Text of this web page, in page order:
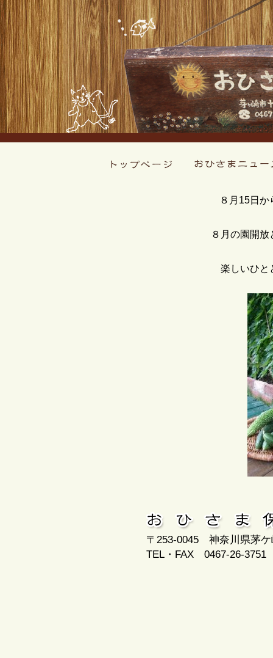
８月15日
８月の園開
楽しいひと
〒253-0045 神奈川県茅ケ
TEL・FAX 0467-26-3751